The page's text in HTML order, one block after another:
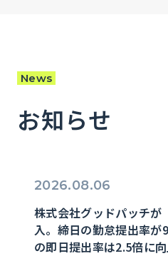
News
お知らせ
2026.08.06
株式会社グッドパッチが
入。締日の勤怠提出率が
の即日提出率は2.5倍に